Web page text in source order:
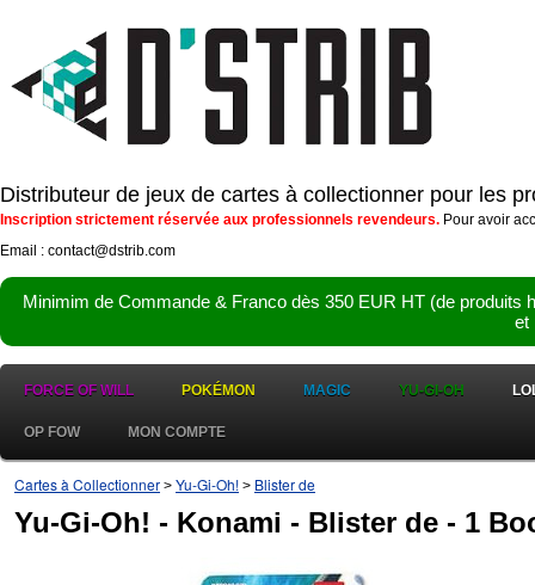
Distributeur de jeux de cartes à collectionner pour les
Inscription strictement réservée aux professionnels revendeurs. Pour avoir
Email : contact@dstrib.com
Minimim de Commande & Franco dès 350 EUR HT (de
et
FORCE OF WILL POKÉMON MAGIC YU-GI-OH
OP FOW MON COMPTE
Cartes à Collectionner > Yu-Gi-Oh! > Blister de
Yu-Gi-Oh! - Konami - Blister de - 1